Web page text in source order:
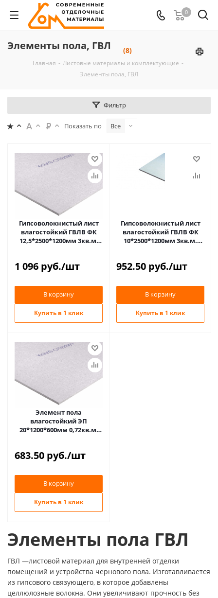
0
Элементы пола, ГВЛ (8)
Главная - Листовые материалы и комплектующие -
Элементы пола, ГВЛ
Фильтр
Показать по Все
Гипсоволокнистый лист
влагостойкий ГВЛВ ФК
12,5*2500*1200мм 3кв.м.
1 096 руб./шт
В корзину
Купить в 1 клик
Гипсоволокнистый лист
влагостойкий ГВЛВ ФК
10*2500*1200мм 3кв.м.
952.50 руб./шт
В корзину
Купить в 1 клик
Элемент пола
влагостойкий ЭП
20*1200*600мм 0,72кв.м.
683.50 руб./шт
В корзину
Купить в 1 клик
Элементы пола ГВЛ
ГВЛ —листовой материал для внутренней отделки
помещений и устройства чернового пола. Изготавливается
из гипсового связующего, в которое добавлены
целлюлозные волокна. Они увеличивают прочность без